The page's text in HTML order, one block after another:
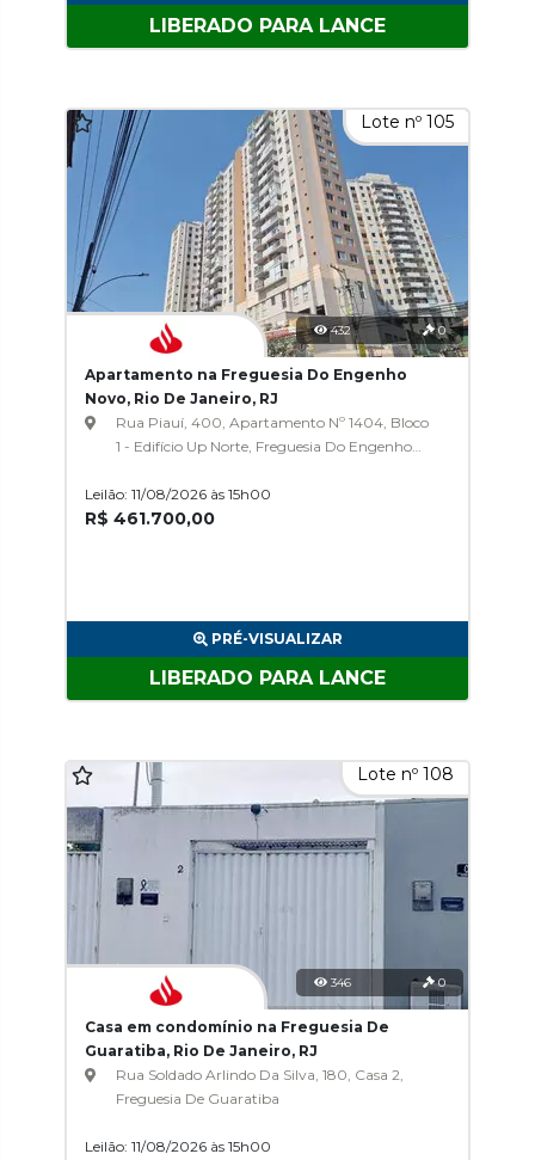
LIBERADO PARA LANCE
Lote nº 105
432 0
Apartamento na Freguesia Do Engenho
Novo, Rio De Janeiro, RJ
Rua Piauí, 400, Apartamento Nº 1404, Bloco
1 - Edifício Up Norte, Freguesia Do Engenho
Leilão: 11/08/2026 às 15h00
R$ 461.700,00
PRÉ-VISUALIZAR
LIBERADO PARA LANCE
Lote nº 108
346 0
Casa em condomínio na Freguesia De
Guaratiba, Rio De Janeiro, RJ
Rua Soldado Arlindo Da Silva, 180, Casa 2,
Freguesia De Guaratiba
Leilão: 11/08/2026 às 15h00